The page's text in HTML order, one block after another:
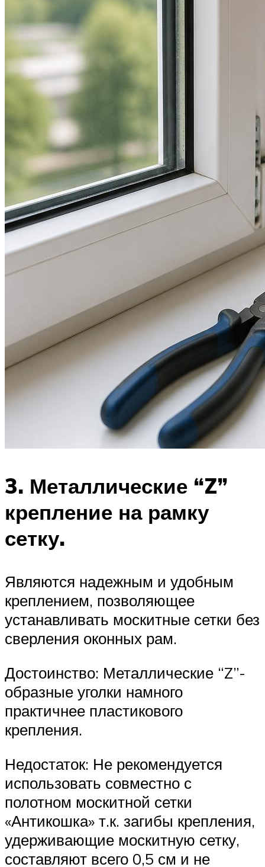
3. Металлические “Z”
крепление на рамку
сетку.
Являются надежным и удобным
креплением, позволяющее
устанавливать москитные сетки без
сверления оконных рам.
Достоинство: Металлические “Z”-
образные уголки намного
практичнее пластикового
крепления.
Недостаток: Не рекомендуется
использовать совместно с
полотном москитной сетки
«Антикошка» т.к. загибы крепления,
удерживающие москитную сетку,
составляют всего 0,5 см и не